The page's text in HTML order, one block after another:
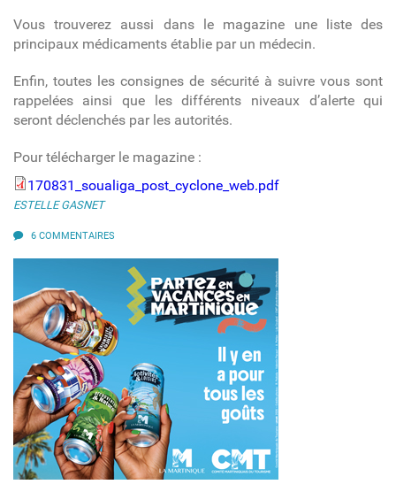
Vous trouverez aussi dans le magazine une liste des
principaux médicaments établie par un médecin.
Enfin, toutes les consignes de sécurité à suivre vous sont
rappelées ainsi que les différents niveaux d’alerte qui
seront déclenchés par les autorités.
Pour télécharger le magazine :
170831_soualiga_post_cyclone_web.pdf
170831_soualiga_post_cyclone_web.pdf
ESTELLE GASNET
6 COMMENTAIRES